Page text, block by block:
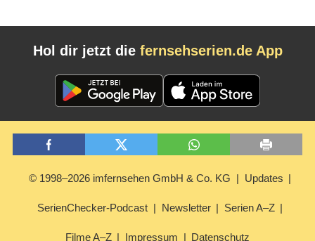
Hol dir jetzt die fernsehserien.de App
© 1998–2026 imfernsehen GmbH & Co. KG Updates
SerienChecker-Podcast Newsletter Serien A–Z
Filme A–Z Impressum Datenschutz